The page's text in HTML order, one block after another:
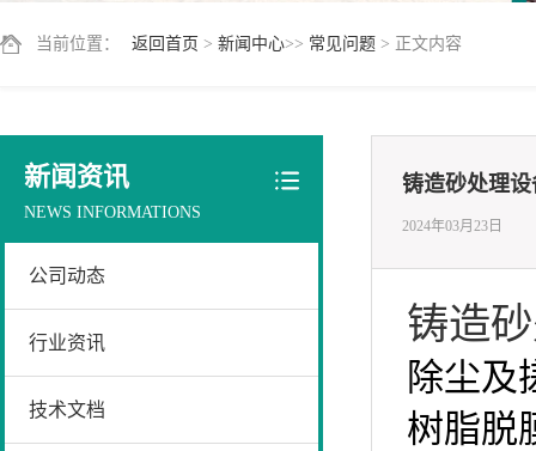
当前位置： 返回首页 > 新闻中心>> 常见问题 > 正文内容
新闻资讯
NEWS INFORMATIONS
公司动态
行业资讯
技术文档
铸造砂处理
2024年03月23日
铸造
除尘及
树脂脱